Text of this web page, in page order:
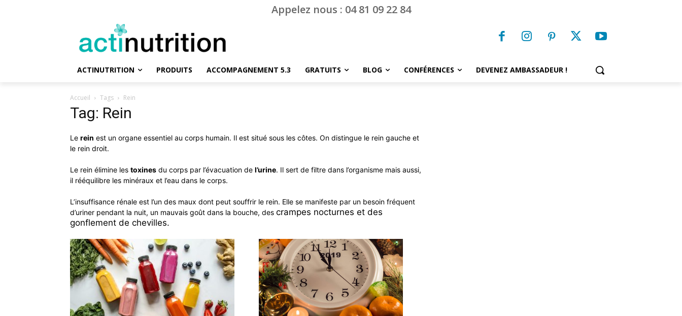
Appelez nous : 04 81 09 22 84
ACTINUTRITION PRODUITS ACCOMPAGNEMENT 5.3 GRATUITS BLOG CONFÉRENCES DEVENEZ AMBASSADEUR !
Accueil Tags Rein
Tag: Rein
Le rein est un organe essentiel au corps humain. Il est situé sous les côtes. On distingue le rein gauche et
le rein droit.
Le rein élimine les toxines du corps par l’évacuation de l’urine. Il sert de filtre dans l’organisme mais aussi,
il rééquilibre les minéraux et l’eau dans le corps.
L’insuffisance rénale est l’un des maux dont peut souffrir le rein. Elle se manifeste par un besoin fréquent
d’uriner pendant la nuit, un mauvais goût dans la bouche, des crampes nocturnes et des
gonflement de chevilles.